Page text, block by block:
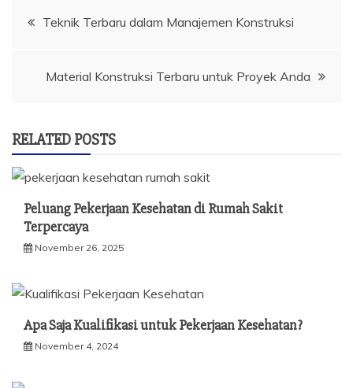
Navigasi
Teknik Terbaru dalam Manajemen Konstruksi
Material Konstruksi Terbaru untuk Proyek Anda
RELATED POSTS
Peluang Pekerjaan Kesehatan di Rumah Sakit
Terpercaya
November 26, 2025
Apa Saja Kualifikasi untuk Pekerjaan Kesehatan?
November 4, 2024